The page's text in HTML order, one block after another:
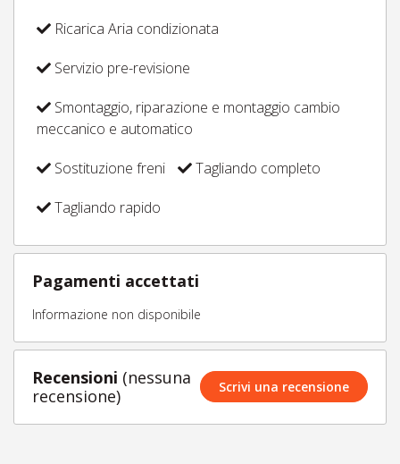
Ricarica Aria condizionata
Servizio pre-revisione
Smontaggio, riparazione e montaggio cambio
meccanico e automatico
Sostituzione freni
Tagliando completo
Tagliando rapido
Pagamenti accettati
Informazione non disponibile
Recensioni (nessuna
recensione)
Scrivi una recensione